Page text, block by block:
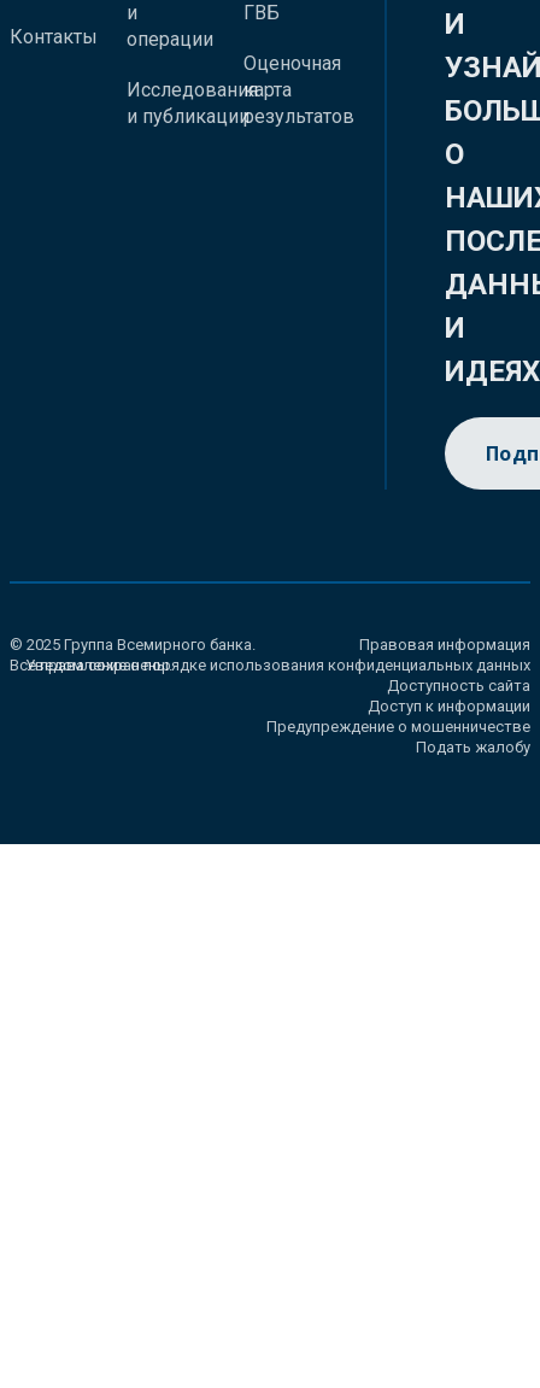
Контакты
и
операции
Исследования
и публикации
ГВБ
Оценочная
карта
результатов
И
О
И
ИДЕЯХ
© 2025 Группа Всемирного банка.
Все права сохранены.
Правовая информация
Уведомление о порядке использования конфиденциальных данных
Доступность сайта
Доступ к информации
Предупреждение о мошенничестве
Подать жалобу